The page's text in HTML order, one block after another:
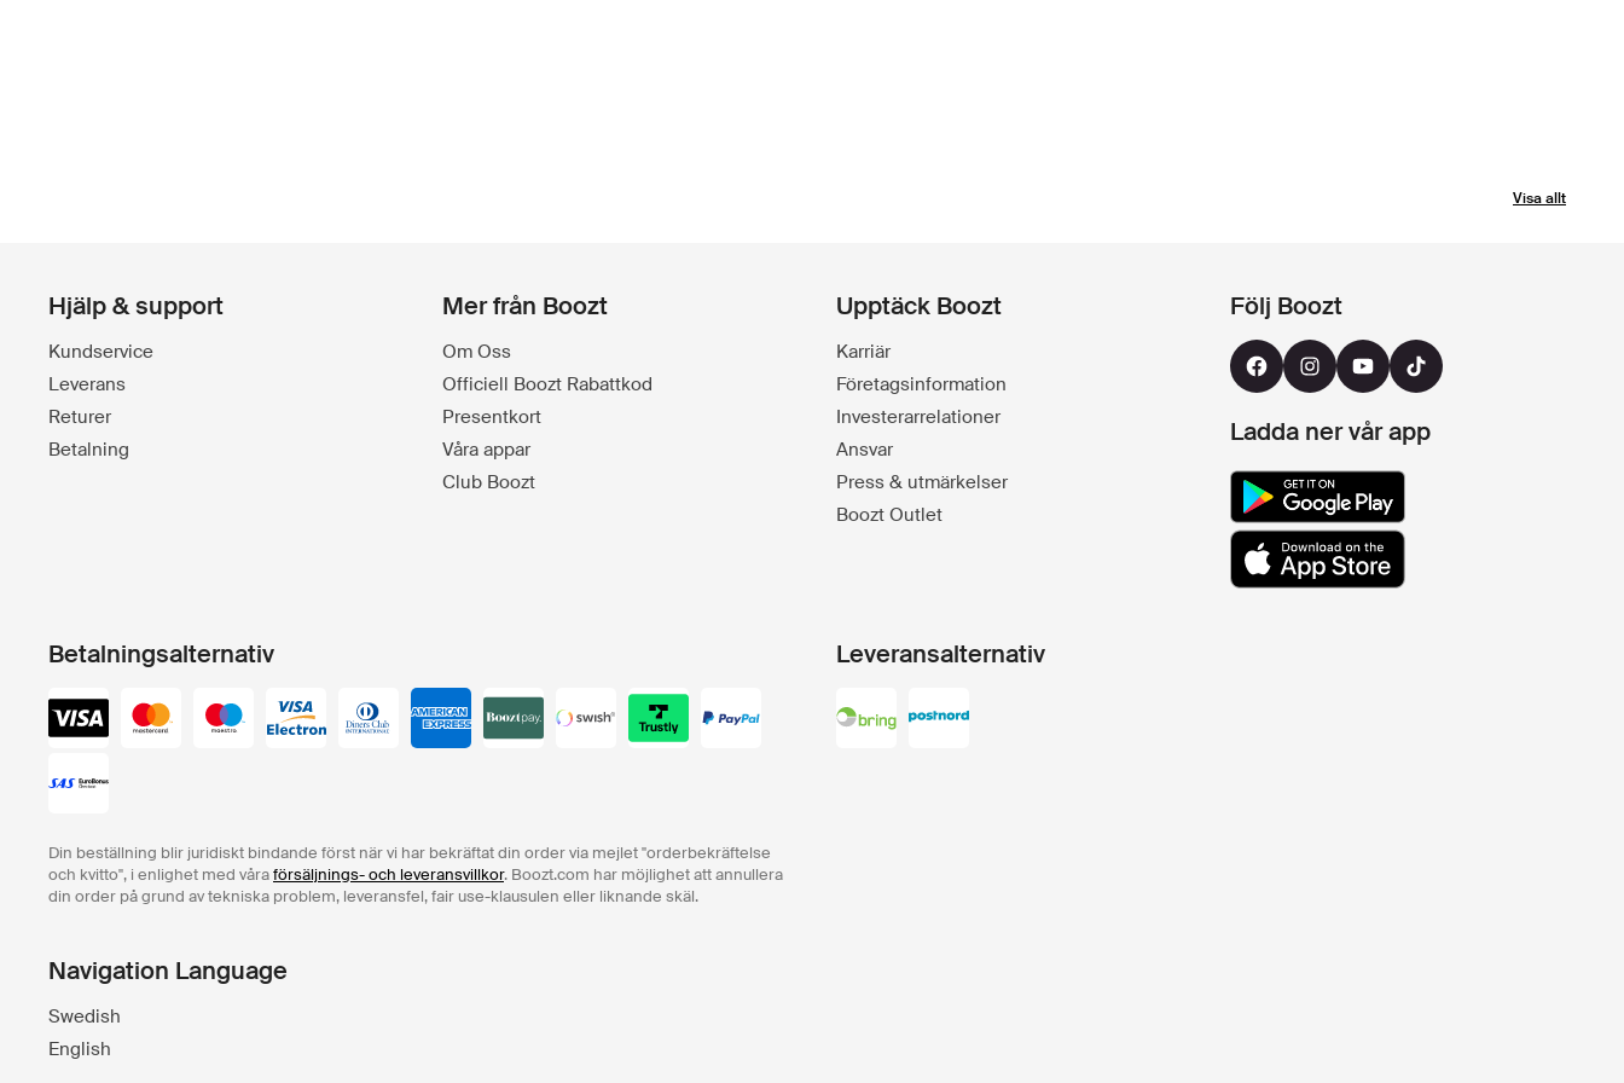
Visa allt
Hjälp & support
Kundservice
Leverans
Returer
Betalning
Mer från Boozt
Om Oss
Officiell Boozt Rabattkod
Presentkort
Våra appar
Club Boozt
Upptäck Boozt
Karriär
Företagsinformation
Investerarrelationer
Ansvar
Press & utmärkelser
Boozt Outlet
Följ Boozt
Ladda ner vår app
Betalningsalternativ
Din beställning blir juridiskt bindande först när vi har bekräftat din order via mejlet "orderbekräftelse
och kvitto", i enlighet med våraförsäljnings- och leveransvillkor. Boozt.com har möjlighet att annullera
din order på grund av tekniska problem, leveransfel, fair use-klausulen eller liknande skäl.
Leveransalternativ
Navigation Language
Swedish
English